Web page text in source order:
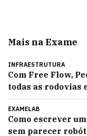
Mais na Exame
INFRAESTRUTURA
Com Free Flow,
todas as rodovias
EXAMELAB
Como escrever
sem parecer